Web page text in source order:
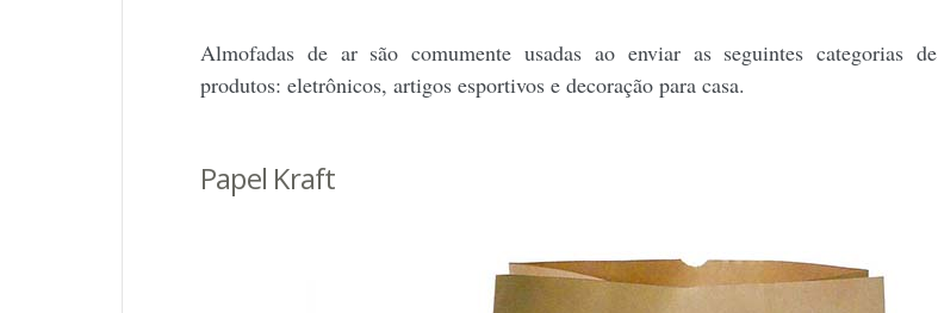
Almofadas de ar são comumente usadas ao enviar as seguintes categorias de
produtos: eletrônicos, artigos esportivos e decoração para casa.
Papel Kraft